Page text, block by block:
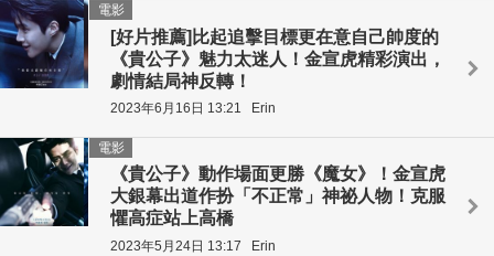
[好片推薦]比起追擊目標更在意自己帥度的
《貴公子》魅力太迷人！金宣虎精彩演出，
劇情結局神反轉！
電影
2023年6月16日 13:21 Erin
《貴公子》動作場面更勝《魔女》！金宣虎
大銀幕出道作扮「不正常」神祕人物！克服
懼高症站上高橋
電影
2023年5月24日 13:17 Erin